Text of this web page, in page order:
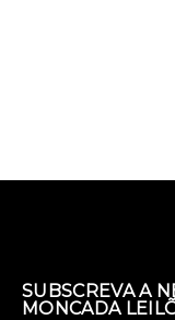
SUBSCREVA A
MONCADA